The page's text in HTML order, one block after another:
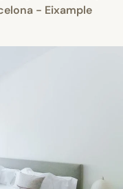
- Eixample